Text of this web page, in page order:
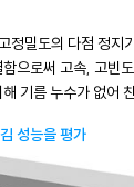
정밀도의 다점 정지
으로써 고속, 고빈
기름 누수가 없어
성능을 평가